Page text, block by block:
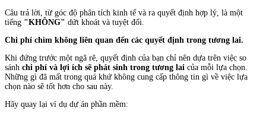
Câu trả lời, từ góc độ phân tích kinh tế và ra quyết định hợp lý, là một
tiếng "KHÔNG" dứt khoát và tuyệt đối.
Chi phí chìm không liên quan đến các quyết định trong tương lai.
Khi đứng trước một ngã rẽ, quyết định của bạn chỉ nên dựa trên việc so
sánh chi phí và lợi ích sẽ phát sinh trong tương lai của mỗi lựa chọn.
Những gì đã mất trong quá khứ không cung cấp thông tin gì về việc lựa
chọn nào sẽ tốt hơn cho sau này.
Hãy quay lại ví dụ dự án phần mềm: